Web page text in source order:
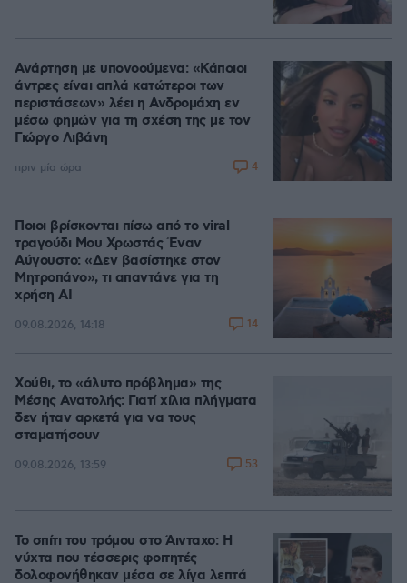
Ανάρτηση με υπονοούμενα: «Κάποιοι
άντρες είναι απλά κατώτεροι των
περιστάσεων» λέει η Ανδρομάχη εν
μέσω φημών για τη σχέση της με τον
Γιώργο Λιβάνη
πριν μία ώρα 4
Ποιοι βρίσκονται πίσω από το viral
τραγούδι Μου Χρωστάς Έναν
Αύγουστο: «Δεν βασίστηκε στον
Μητροπάνο», τι απαντάνε για τη
χρήση AI
09.08.2026, 14:18 14
Χούθι, το «άλυτο πρόβλημα» της
Μέσης Ανατολής: Γιατί χίλια πλήγματα
δεν ήταν αρκετά για να τους
σταματήσουν
09.08.2026, 13:59 53
Το σπίτι του τρόμου στο Άινταχο: Η
νύχτα που τέσσερις φοιτητές
δολοφονήθηκαν μέσα σε λίγα λεπτά